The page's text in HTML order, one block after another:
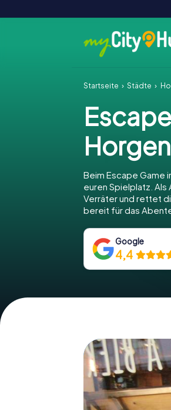
Startseite Städte
Horgen
Beim Escape Game
euren Spielplatz.
Verräter und rettet
bereit für das
Google
4,4